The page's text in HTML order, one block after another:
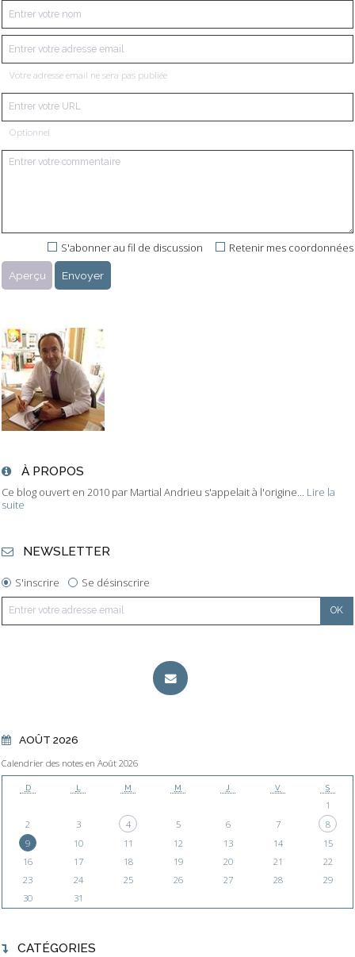
À PROPOS
Ce blog ouvert en 2010 par Martial Andrieu s'appelait à l'origine... Lire la
suite
NEWSLETTER
S'inscrire Se désinscrire
AOÛT 2026
Calendrier des notes en Août 2026
D L M M J V S
1
2
3 4 5 6 7
8
9
10 11 12 13 14
15
16
17 18 19 20 21
22
23
24 25 26 27 28
29
30
31
CATÉGORIES
Votre adresse email ne sera pas publiée
Optionnel
Retenir mes coordonnées
S'abonner au fil de discussion